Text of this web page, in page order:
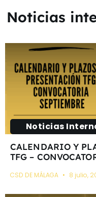
Noticias
Noticias
CALENDARIO Y
TFG –
CSD DE MÁLAGA 8 julio,